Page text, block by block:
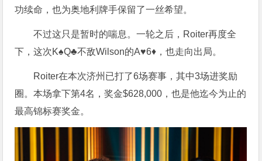
功续命，也为奥地利牌手保留了一丝希望。
不过这只是暂时的喘息。一轮之后，Roiter再度全
下，这次K♠Q♣不敌Wilson的A♥6♦，也走向出局。
Roiter在本次济州已打了6场赛事，其中3场进奖励
圈。本场拿下第4名，奖金$628,000，也是他迄今为止的
最高锦标赛奖金。